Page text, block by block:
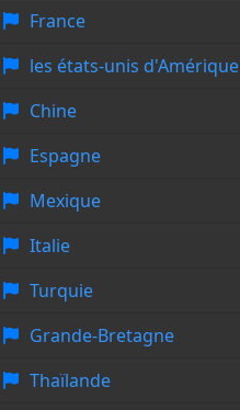
France
les états-unis d'Amérique
Chine
Espagne
Mexique
Italie
Turquie
Grande-Bretagne
Thaïlande